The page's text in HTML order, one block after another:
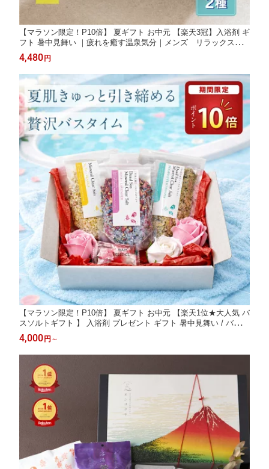
【マラソン限定！P10倍】 夏ギフト お中元 【楽天3冠】入浴剤 ギ
フト 暑中見舞い ｜疲れを癒す温泉気分｜メンズ リラックス｜
薬草湯 ハーブ 詰め合わせ 高級 プレゼント 保湿 乾燥肌 リラック
ス 女性から男性へ 誕生日 贈り物 おしゃれ 温泉 50代 60代 恵み
の湯
4,480 円
【マラソン限定！P10倍】 夏ギフト お中元 【楽天1位★大人気 バ
スソルトギフト 】 入浴剤 プレゼント ギフト 暑中見舞い / バスフ
ラワー バスソルト 詰め合わせ セット / ありがとうギフト 結婚式
誕生日 お礼 女友達 女性 彼女 お洒落 花 祝い 薔薇 天然 ハーブ
4,000 円 ～